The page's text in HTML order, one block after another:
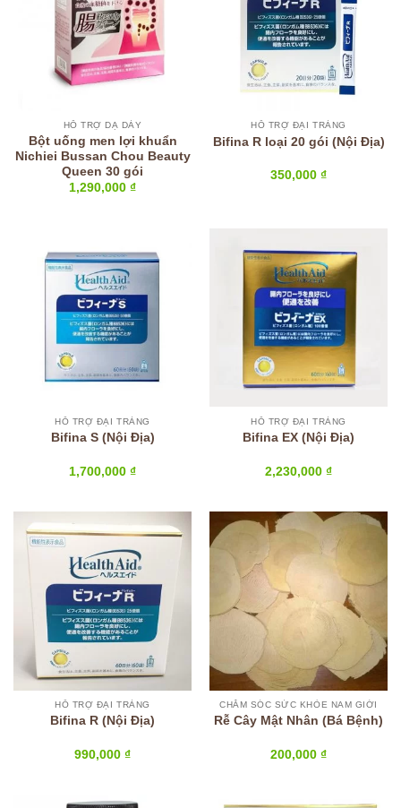
HỖ TRỢ DẠ DÀY
Bột uống men lợi khuẩn
Nichiei Bussan Chou Beauty
Queen 30 gói
1,290,000 ₫
HỖ TRỢ ĐẠI TRÀNG
Bifina R loại 20 gói (Nội Địa)
350,000 ₫
HỖ TRỢ ĐẠI TRÀNG
Bifina S (Nội Địa)
1,700,000 ₫
HỖ TRỢ ĐẠI TRÀNG
Bifina EX (Nội Địa)
2,230,000 ₫
HỖ TRỢ ĐẠI TRÀNG
Bifina R (Nội Địa)
990,000 ₫
CHĂM SÓC SỨC KHỎE NAM GIỚI
Rễ Cây Mật Nhân (Bá Bệnh)
200,000 ₫